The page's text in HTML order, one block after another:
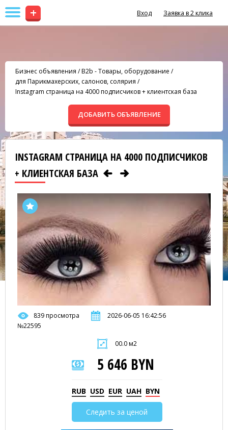
+ Вход Заявка в 2 клика
Бизнес объявления /B2b - Товары, оборудование /
для Парикмахерских, салонов, солярия /
Instagram страница на 4000 подписчиков + клиентская база
ДОБАВИТЬ ОБЪЯВЛЕНИЕ
INSTAGRAM СТРАНИЦА НА 4000 ПОДПИСЧИКОВ
+ КЛИЕНТСКАЯ БАЗА
839 просмотра
2026-06-05 16:42:56
№22595
00.0 м2
5 646 BYN
RUB USD EUR UAH BYN
Следить за ценой